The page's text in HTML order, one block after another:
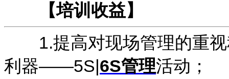
【培训收益】
1.提高对现场管理的重视
利器——5S| 6S管理活动；